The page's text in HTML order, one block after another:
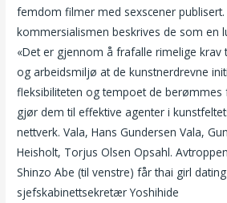
femdom filmer med sexscener
kommersialismen beskrives de som en
«Det er gjennom å frafalle rimelige krav
og arbeidsmiljø at de kunstnerdrevne
fleksibiliteten og tempoet de
gjør dem til effektive agenter i
nettverk. Vala, Hans Gundersen Vala,
Heisholt, Torjus Olsen Opsahl.
Shinzo Abe (til venstre) får thai girl
sjefskabinettsekretær Yoshihide